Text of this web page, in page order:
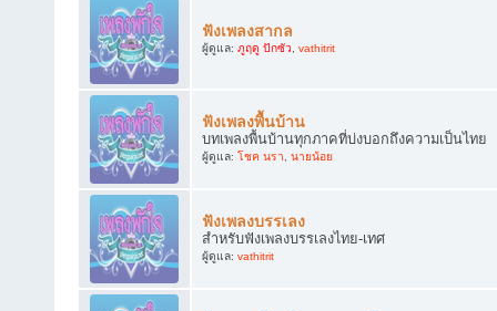
ฟังเพลงสากล
ผู้ดูแล: ภูฤดู ปักซัว, vathitrit
ฟังเพลงพื้นบ้าน
บทเพลงพื้นบ้านทุกภาคที่บ่งบอกถึงความเป็นไทย
ผู้ดูแล: โชค นรา, นายน้อย
ฟังเพลงบรรเลง
สำหรับฟังเพลงบรรเลงไทย-เทศ
ผู้ดูแล: vathitrit